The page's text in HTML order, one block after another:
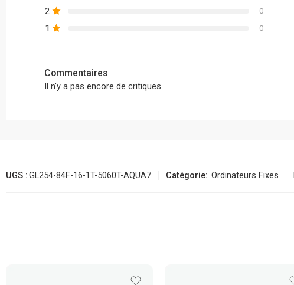
2 0
1 0
Commentaires
Il n'y a pas encore de critiques.
UGS :GL254-84F-16-1T-5060T-AQUA7 Catégorie: Ordinateurs Fixes